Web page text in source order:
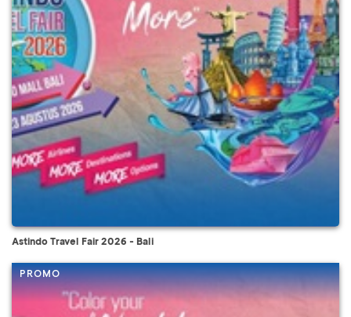
Astindo Travel Fair 2026 - Bali
PROMO